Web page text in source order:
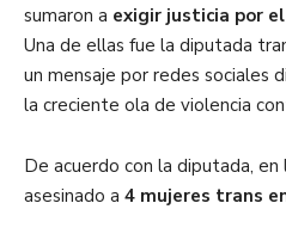
sumaron a exigir justicia por
Una de ellas fue la diputada
un mensaje por redes sociales
la creciente ola de violencia
De acuerdo con la diputada,
asesinado a 4 mujeres trans